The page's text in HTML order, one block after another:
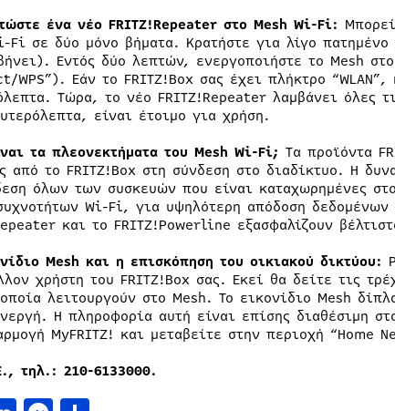
ένα νέο FRITZ!Repeater στο Mesh Wi-Fi:
Fi σε δύο μόνο βήματα. Κρατήστε για λίγο
Εντός δύο λεπτών, ενεργοποιήστε το Mesh
WPS”). Εάν το FRITZ!Box σας έχει πλήκτρο
Τώρα, το νέο FRITZ!Repeater λαμβάνει όλες
είναι έτοιμο για χρήση.
τα πλεονεκτήματα του Mesh Wi-Fi; Τα προϊόντα
από το FRITZ!Box στη σύνδεση στο διαδίκτυο. Η
όλων των συσκευών που είναι καταχωρημένες
Wi-Fi, για υψηλότερη απόδοση δεδομένων
και το FRITZ!Powerline εξασφαλίζουν
Mesh και η επισκόπηση του οικιακού δικτύου:
χρήστη του FRITZ!Box σας. Εκεί θα δείτε τις
λειτουργούν στο Mesh. Το εικονίδιο Mesh
Η πληροφορία αυτή είναι επίσης διαθέσιμη
MyFRITZ! και μεταβείτε στην περιοχή “Home
τηλ.: 210-6133000.